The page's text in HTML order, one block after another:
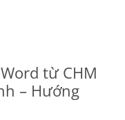
từ CHM
– Hướng